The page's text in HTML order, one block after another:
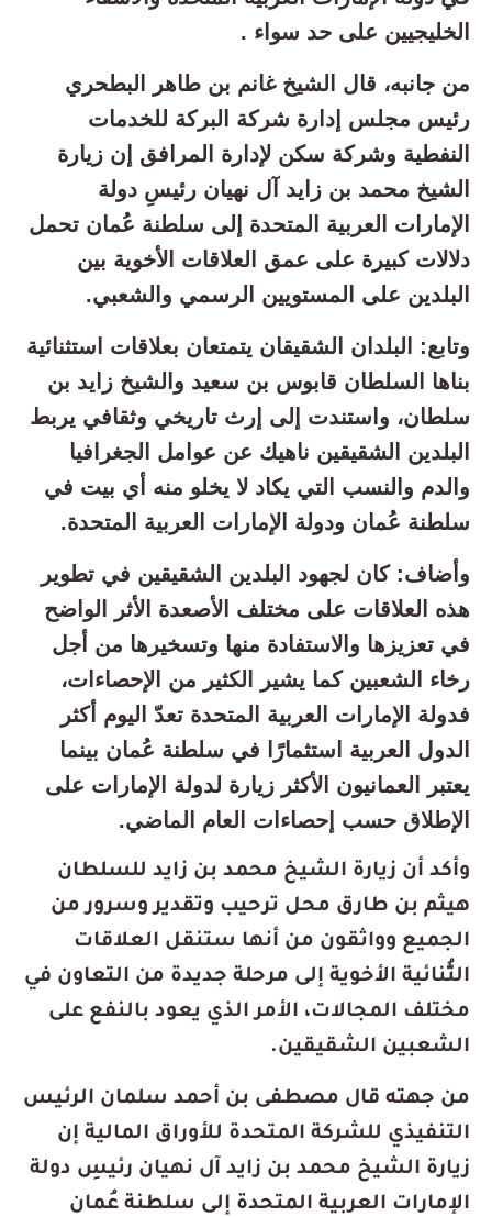
الخليجيين على حد سواء .
من جانبه، قال الشيخ غانم بن طاهر البطحري
رئيس مجلس إدارة شركة البركة للخدمات
النفطية وشركة سكن لإدارة المرافق إن زيارة
الشيخ محمد بن زايد آل نهيان رئيسِ دولة
الإمارات العربية المتحدة إلى سلطنة عُمان تحمل
دلالات كبيرة على عمق العلاقات الأخوية بين
البلدين على المستويين الرسمي والشعبي.
وتابع: البلدان الشقيقان يتمتعان بعلاقات استثنائية
بناها السلطان قابوس بن سعيد والشيخ زايد بن
سلطان، واستندت إلى إرث تاريخي وثقافي يربط
البلدين الشقيقين ناهيك عن عوامل الجغرافيا
والدم والنسب التي يكاد لا يخلو منه أي بيت في
سلطنة عُمان ودولة الإمارات العربية المتحدة.
وأضاف: كان لجهود البلدين الشقيقين في تطوير
هذه العلاقات على مختلف الأصعدة الأثر الواضح
في تعزيزها والاستفادة منها وتسخيرها من أجل
رخاء الشعبين كما يشير الكثير من الإحصاءات،
فدولة الإمارات العربية المتحدة تعدّ اليوم أكثر
الدول العربية استثمارًا في سلطنة عُمان بينما
يعتبر العمانيون الأكثر زيارة لدولة الإمارات على
الإطلاق حسب إحصاءات العام الماضي.
وأكد أن زيارة الشيخ محمد بن زايد للسلطان
هيثم بن طارق محل ترحيب وتقدير وسرور من
الجميع وواثقون من أنها ستنقل العلاقات
الثُّنائية الأخوية إلى مرحلة جديدة من التعاون في
مختلف المجالات، الأمر الذي يعود بالنفع على
الشعبين الشقيقين.
من جهته قال مصطفى بن أحمد سلمان الرئيس
التنفيذي للشركة المتحدة للأوراق المالية إن
زيارة الشيخ محمد بن زايد آل نهيان رئيسِ دولة
الإمارات العربية المتحدة إلى سلطنة عُمان